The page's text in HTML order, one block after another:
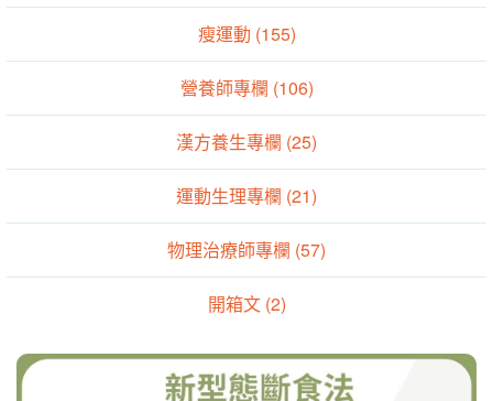
瘦運動 (155)
營養師專欄 (106)
漢方養生專欄 (25)
運動生理專欄 (21)
物理治療師專欄 (57)
開箱文 (2)